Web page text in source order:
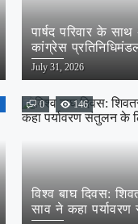
पार्षद परिवार के
कांग्रेस
की मांग
Posted
on
July 31, 2026
0 146
विश्व बाघ दिवस:
साव ने कहा